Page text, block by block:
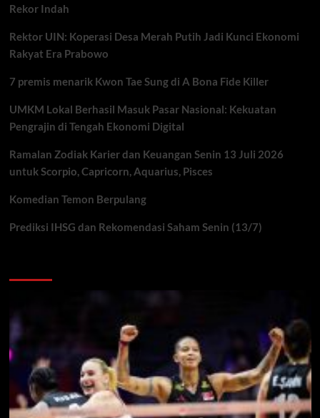
Rekor Indah
Rektor UIN: Koperasi Desa Merah Putih Jadi Kunci Ekonomi
Rakyat Era Prabowo
7 premis menarik Kwon Tae Sung di A Bona Fide Killer
UMKM Lokal Berhasil Masuk Pasar Nasional: Kekuatan
Pengrajin di Tengah Ekonomi Digital
Ramalan Zodiak Karier dan Keuangan Senin 13 Juli 2026
untuk Scorpio, Capricorn, Aquarius, Pisces
Komedian Temon Berpulang
Prediksi IHSG dan Rekomendasi Saham Senin (13/7)